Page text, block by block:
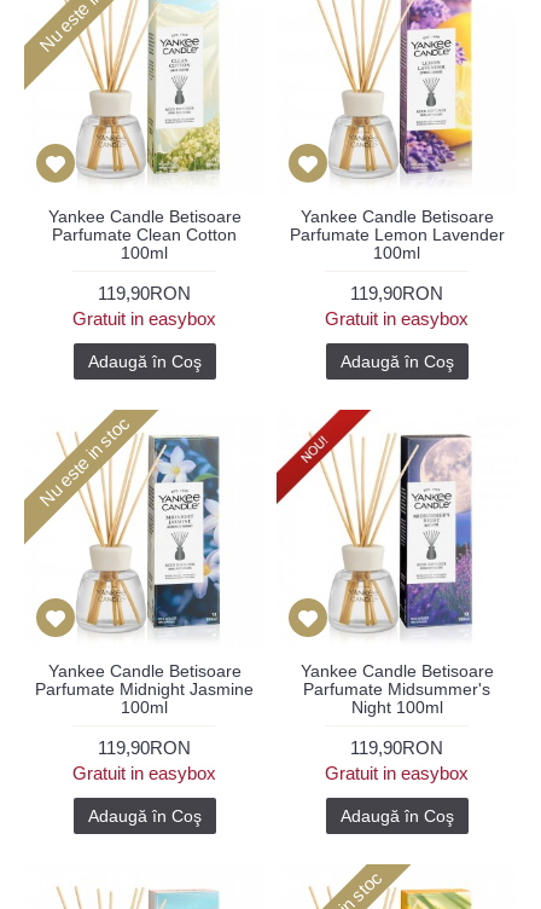
Yankee Candle Betisoare
Parfumate Clean Cotton
100ml
119,90RON
Gratuit in easybox
Adaugă în Coş
Yankee Candle Betisoare
Parfumate Lemon Lavender
100ml
119,90RON
Gratuit in easybox
Adaugă în Coş
Nu este in stoc
Yankee Candle Betisoare
Parfumate Midnight Jasmine
100ml
119,90RON
Gratuit in easybox
Adaugă în Coş
Yankee Candle Betisoare
Parfumate Midsummer's
Night 100ml
119,90RON
Gratuit in easybox
Adaugă în Coş